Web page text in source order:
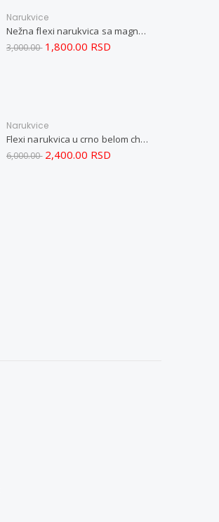
Narukvice
Nežna flexi narukvica sa magnetima i elementima u boji zlata i bakrom M
3,000.00 1,800.00 RSD
Narukvice
Flexi narukvica u crno belom chevron dizajnu M
6,000.00 2,400.00 RSD